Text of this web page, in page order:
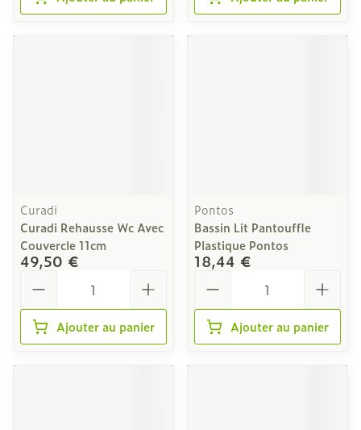
Curadi
Curadi Rehausse Wc Avec
Couvercle 11cm
49,50 €
Ajouter au panier
Pontos
Bassin Lit Pantouffle
Plastique Pontos
18,44 €
Ajouter au panier